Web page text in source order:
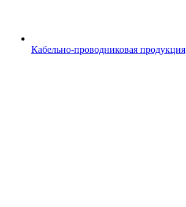
Кабельно-проводниковая продукция